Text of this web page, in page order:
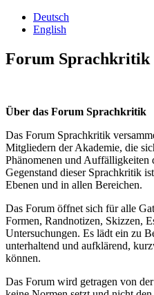
Deutsch
English
Forum Sprachkritik
Über das Forum Sprachkritik
Das Forum Sprachkritik
Mitgliedern der Akademie, die
Phänomenen und Auffälligkeiten
Gegenstand dieser Sprachkritik
Ebenen und in allen Bereichen.
Das Forum öffnet sich für alle
Formen, Randnotizen, Skizzen,
Untersuchungen. Es lädt ein zu
unterhaltend und aufklärend,
können.
Das Forum wird getragen von